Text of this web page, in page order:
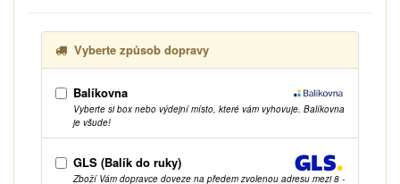
Vyberte způsob dopravy
Balíkovna
Vyberte si box nebo výdejní místo, které vám vyhovuje. Balíkovna
je všude!
GLS (Balík do ruky)
Zboží Vám dopravce doveze na předem zvolenou adresu mezi 8 -